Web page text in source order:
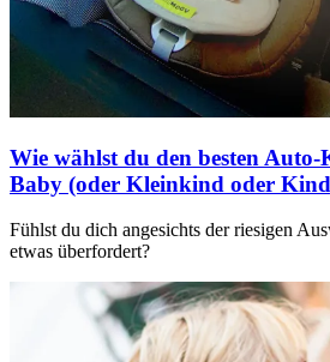
Wie wählst du den besten
Baby (oder Kleinkind oder
Fühlst du dich angesichts der riesigen
etwas überfordert?